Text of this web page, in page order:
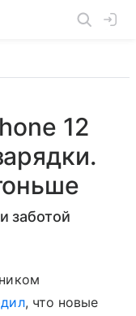
12
заботой
, что новые